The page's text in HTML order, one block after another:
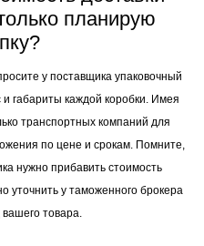
планирую
у поставщика упаковочный
и габариты каждой коробки. Имея
транспортных компаний для
по цене и срокам. Помните,
нужно прибавить стоимость
уточнить у таможенного брокера
товара.